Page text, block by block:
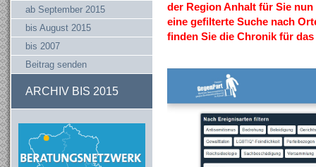
ab September 2015
bis August 2015
bis 2007
Beitrag senden
ARCHIV BIS 2015
der Region Anhalt für Sie
eine gefilterte Suche nach
finden Sie die Chronik für